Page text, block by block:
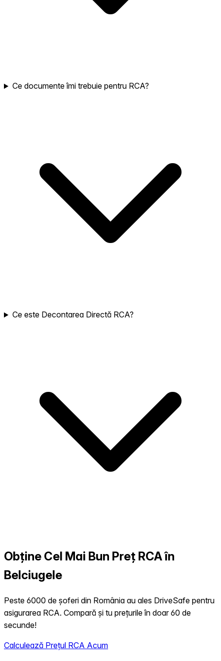
Ce documente îmi trebuie pentru RCA?
Ce este Decontarea Directă RCA?
Obține Cel Mai Bun Preț RCA în
Belciugele
Peste 6000 de șoferi din România au ales DriveSafe pentru
asigurarea RCA. Compară și tu prețurile în doar 60 de
secunde!
Calculează Prețul RCA Acum